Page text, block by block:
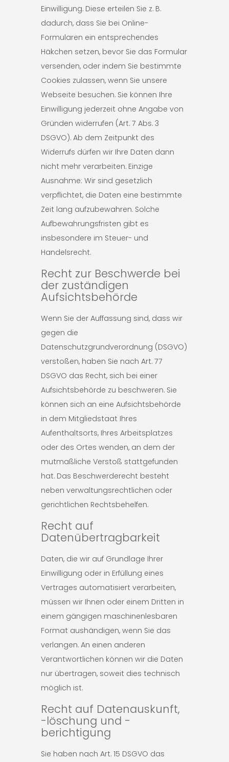
Einwilligung. Diese erteilen Sie z. B.
dadurch, dass Sie bei Online-
Formularen ein entsprechendes
Häkchen setzen, bevor Sie das Formular
versenden, oder indem Sie bestimmte
Cookies zulassen, wenn Sie unsere
Webseite besuchen. Sie können Ihre
Einwilligung jederzeit ohne Angabe von
Gründen widerrufen (Art. 7 Abs. 3
DSGVO). Ab dem Zeitpunkt des
Widerrufs dürfen wir Ihre Daten dann
nicht mehr verarbeiten. Einzige
Ausnahme: Wir sind gesetzlich
verpflichtet, die Daten eine bestimmte
Zeit lang aufzubewahren. Solche
Aufbewahrungsfristen gibt es
insbesondere im Steuer- und
Handelsrecht.
Recht zur Beschwerde bei
der zuständigen
Aufsichtsbehörde
Wenn Sie der Auffassung sind, dass wir
gegen die
Datenschutzgrundverordnung (DSGVO)
verstoßen, haben Sie nach Art. 77
DSGVO das Recht, sich bei einer
Aufsichtsbehörde zu beschweren. Sie
können sich an eine Aufsichtsbehörde
in dem Mitgliedstaat Ihres
Aufenthaltsorts, Ihres Arbeitsplatzes
oder des Ortes wenden, an dem der
mutmaßliche Verstoß stattgefunden
hat. Das Beschwerderecht besteht
neben verwaltungsrechtlichen oder
gerichtlichen Rechtsbehelfen.
Recht auf
Datenübertragbarkeit
Daten, die wir auf Grundlage Ihrer
Einwilligung oder in Erfüllung eines
Vertrages automatisiert verarbeiten,
müssen wir Ihnen oder einem Dritten in
einem gängigen maschinenlesbaren
Format aushändigen, wenn Sie das
verlangen. An einen anderen
Verantwortlichen können wir die Daten
nur übertragen, soweit dies technisch
möglich ist.
Recht auf Datenauskunft,
-löschung und -
berichtigung
Sie haben nach Art. 15 DSGVO das